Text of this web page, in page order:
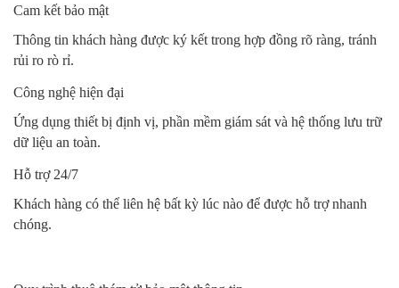
Cam kết bảo mật
Thông tin khách hàng được ký kết trong hợp đồng rõ ràng, tránh
rủi ro rò rỉ.
Công nghệ hiện đại
Ứng dụng thiết bị định vị, phần mềm giám sát và hệ thống lưu trữ
dữ liệu an toàn.
Hỗ trợ 24/7
Khách hàng có thể liên hệ bất kỳ lúc nào để được hỗ trợ nhanh
chóng.